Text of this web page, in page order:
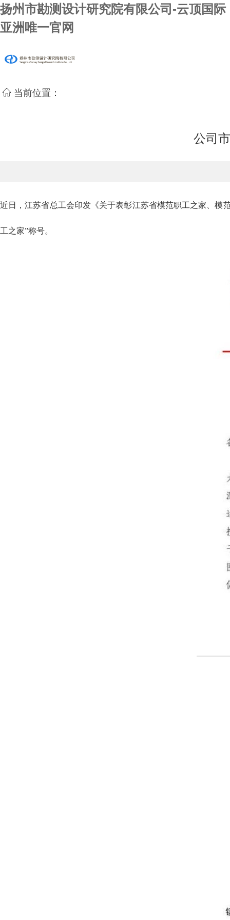
扬州市勘测设计研究院有限公司-云顶国际
亚洲唯一官网
当前位置：
公司
近日，江苏省总工会印发《关于表彰江苏省模范职工之家、模
工之家”称号。